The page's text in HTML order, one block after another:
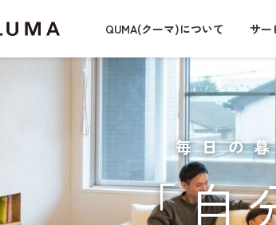
QUMA(クーマ)について サー
毎日の
「自